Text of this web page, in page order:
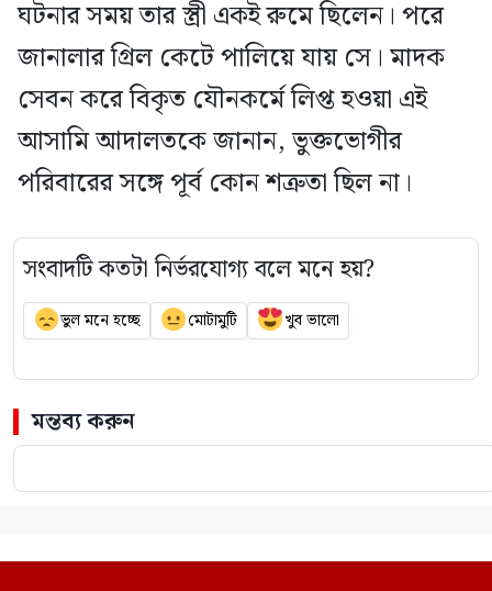
ঘটনার সময় তার স্ত্রী একই রুমে ছিলেন। পরে
জানালার গ্রিল কেটে পালিয়ে যায় সে। মাদক
সেবন করে বিকৃত যৌনকর্মে লিপ্ত হওয়া এই
আসামি আদালতকে জানান, ভুক্তভোগীর
পরিবারের সঙ্গে পূর্ব কোন শত্রুতা ছিল না।
সংবাদটি কতটা নির্ভরযোগ্য বলে মনে হয়?
ভুল মনে হচ্ছে মোটামুটি খুব ভালো
মন্তব্য করুন